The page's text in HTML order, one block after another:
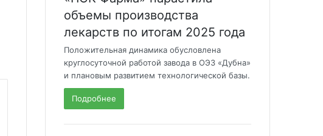
объемы производства
лекарств по итогам 2025 года
Положительная динамика обусловлена
круглосуточной работой завода в ОЭЗ «Дубна»
и плановым развитием технологической базы.
Подробнее